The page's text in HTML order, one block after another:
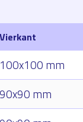
Vierkant
100x100 mm
90x90 mm